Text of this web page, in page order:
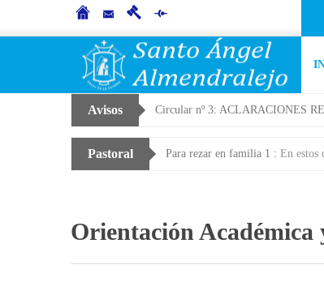
Avisos Circular nº 3: ACLARACIONES
Pastoral Para rezar en familia 1 : En estos
Orientación Académica